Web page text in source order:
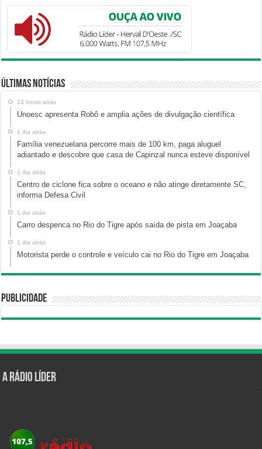
Últimas Notícias
13 horas atrás
Unoesc apresenta Robô e amplia ações de divulgação científica
1 dia atrás
Família venezuelana percorre mais de 100 km, paga aluguel
adiantado e descobre que casa de Capinzal nunca esteve disponível
1 dia atrás
Centro de ciclone fica sobre o oceano e não atinge diretamente SC,
informa Defesa Civil
1 dia atrás
Carro despenca no Rio do Tigre após saída de pista em Joaçaba
1 dia atrás
Motorista perde o controle e veículo cai no Rio do Tigre em Joaçaba
Publicidade
A Rádio Líder